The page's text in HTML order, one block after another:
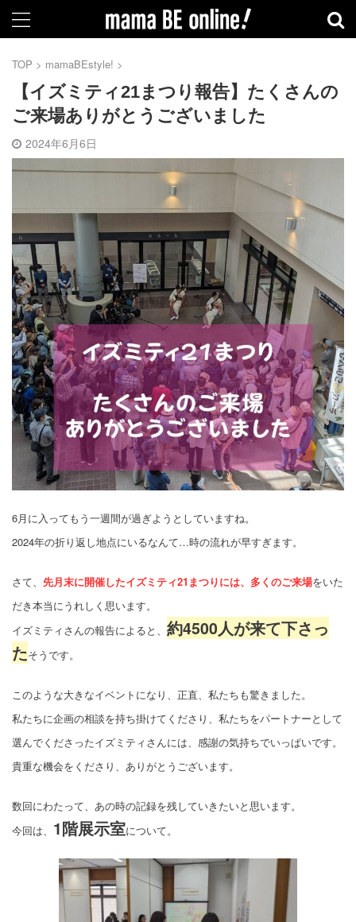
TOP > mamaBEstyle! >
【イズミティ21まつり報告】たくさんの
ご来場ありがとうございました
2024年6月6日
6月に入ってもう一週間が過ぎようとしていますね。
2024年の折り返し地点にいるなんて…時の流れが早すぎます。
さて、 先月末に開催したイズミティ21まつりには、多くのご来場をいた
だき本当にうれしく思います。
イズミティさんの報告によると、 約4500人が来て下さっ
たそうです。
このような大きなイベントになり、正直、私たちも驚きました。
私たちに企画の相談を持ち掛けてくださり、私たちをパートナーとして
選んでくださったイズミティさんには、感謝の気持ちでいっぱいです。
貴重な機会をくださり、ありがとうございます。
数回にわたって、あの時の記録を残していきたいと思います。
今回は、 1階展示室について。